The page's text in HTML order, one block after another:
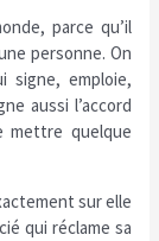
parce qu’il
personne. On
signe, emploie,
aussi l’accord
mettre quelque
sur elle
qui réclame sa